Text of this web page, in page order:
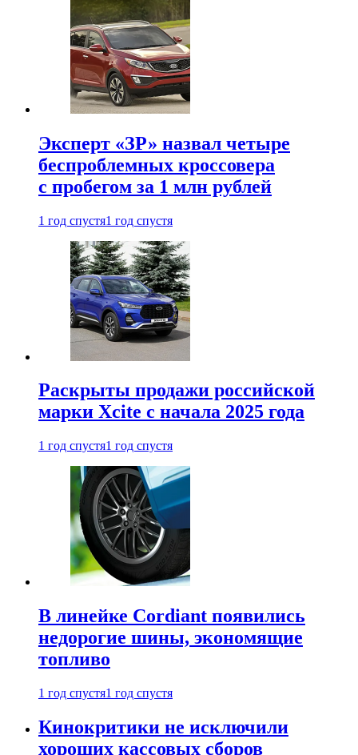
Эксперт «ЗР» назвал четыре
беспроблемных кроссовера
с пробегом за 1 млн рублей
1 год спустя1 год спустя
Раскрыты продажи российской
марки Xcite с начала 2025 года
1 год спустя1 год спустя
В линейке Cordiant появились
недорогие шины, экономящие
топливо
1 год спустя1 год спустя
Кинокритики не исключили
хороших кассовых сборов